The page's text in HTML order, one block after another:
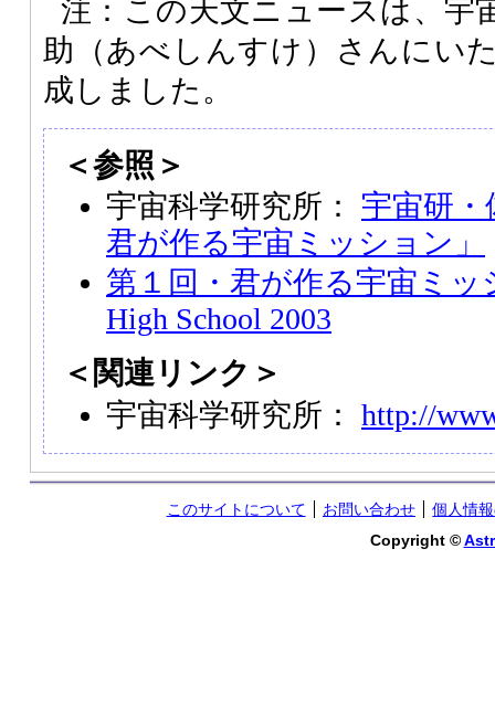
注：この天文ニュースは、宇
助（あべしんすけ）さんにい
成しました。
＜参照＞
宇宙科学研究所： 宇宙研・
君が作る宇宙ミッション」
第１回・君が作る宇宙ミッ
High School 2003
＜関連リンク＞
宇宙科学研究所： http://
このサイトについて お問い合わせ
個人情
Copyright ©